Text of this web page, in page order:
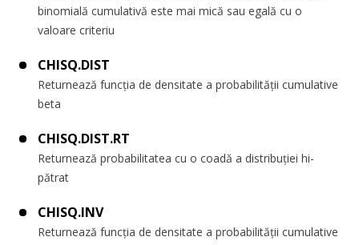
binomială cumulativă este mai mică sau egală cu o
valoare criteriu
CHISQ.DIST
Returnează funcția de densitate a probabilității cumulative
beta
CHISQ.DIST.RT
Returnează probabilitatea cu o coadă a distribuției hi-
pătrat
CHISQ.INV
Returnează funcția de densitate a probabilității cumulative